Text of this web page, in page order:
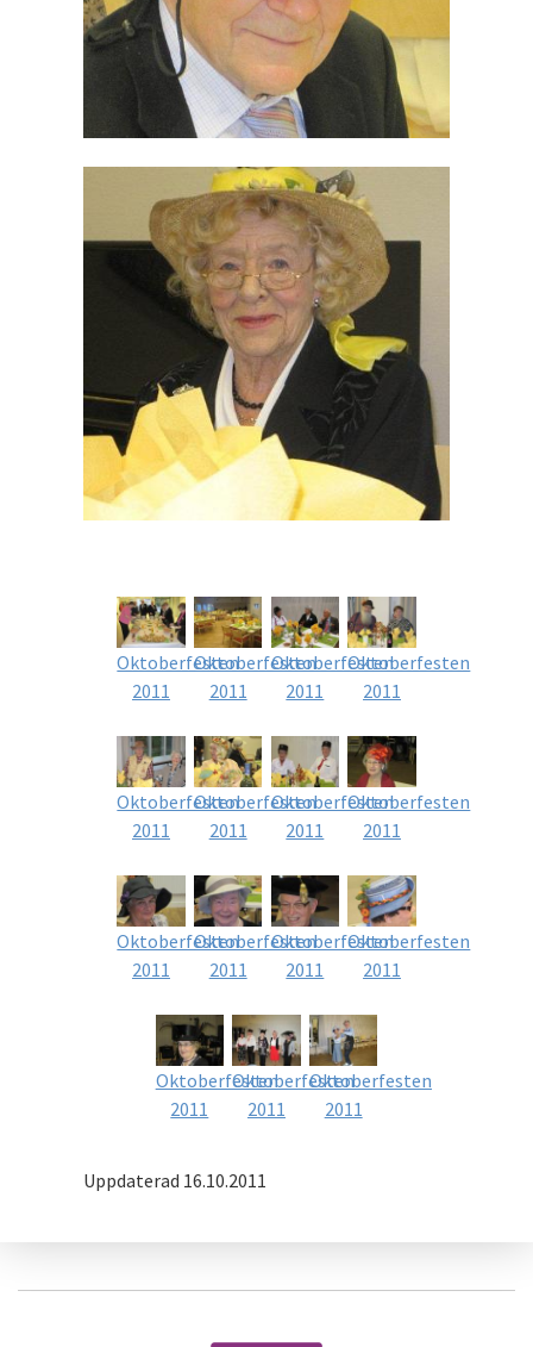
Oktoberfesten
2011
Oktoberfesten
2011
Oktoberfesten
2011
Oktoberfesten
2011
Oktoberfesten
2011
Oktoberfesten
2011
Oktoberfesten
2011
Oktoberfesten
2011
Oktoberfesten
2011
Oktoberfesten
2011
Oktoberfesten
2011
Oktoberfesten
2011
Oktoberfesten
2011
Oktoberfesten
2011
Oktoberfesten
2011
Uppdaterad 16.10.2011